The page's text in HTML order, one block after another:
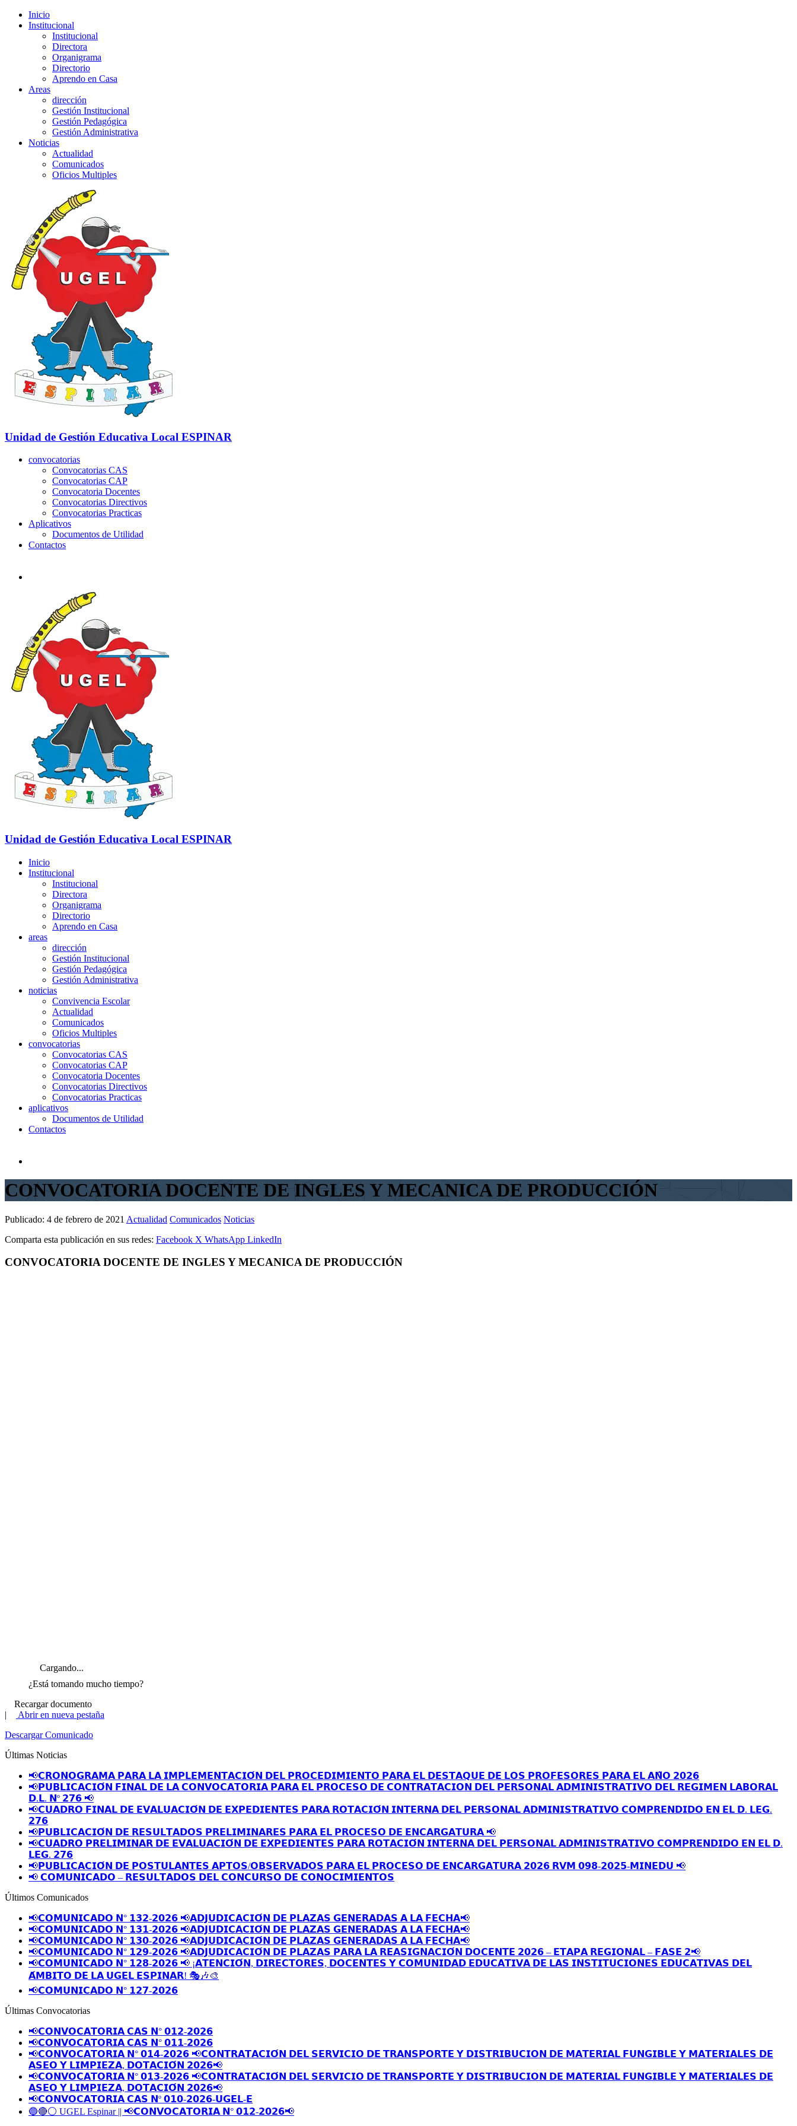
Inicio
Institucional
Institucional
Directora
Organigrama
Directorio
Aprendo en Casa
Areas
dirección
Gestión Institucional
Gestión Pedagógica
Gestión Administrativa
Noticias
Actualidad
Comunicados
Oficios Multiples
Unidad de Gestión Educativa Local ESPINAR
convocatorias
Convocatorias CAS
Convocatorias CAP
Convocatoria Docentes
Convocatorias Directivos
Convocatorias Practicas
Aplicativos
Documentos de Utilidad
Contactos
Unidad de Gestión Educativa Local ESPINAR
Inicio
Institucional
Institucional
Directora
Organigrama
Directorio
Aprendo en Casa
areas
dirección
Gestión Institucional
Gestión Pedagógica
Gestión Administrativa
noticias
Convivencia Escolar
Actualidad
Comunicados
Oficios Multiples
convocatorias
Convocatorias CAS
Convocatorias CAP
Convocatoria Docentes
Convocatorias Directivos
Convocatorias Practicas
aplicativos
Documentos de Utilidad
Contactos
CONVOCATORIA DOCENTE DE INGLES Y MECANICA DE PRODUCCIÓN
Publicado: 4 de febrero de 2021 Actualidad Comunicados Noticias
Comparta esta publicación en sus redes: Facebook X WhatsApp LinkedIn
CONVOCATORIA DOCENTE DE INGLES Y MECANICA DE PRODUCCIÓN
Cargando...
¿Está tomando mucho tiempo?
Recargar documento
|
Abrir en nueva pestaña
Descargar Comunicado
Últimas Noticias
📢𝗖𝗥𝗢𝗡𝗢𝗚𝗥𝗔𝗠𝗔 𝗣𝗔𝗥𝗔 𝗟𝗔 𝗜𝗠𝗣𝗟𝗘𝗠𝗘𝗡𝗧𝗔𝗖𝗜𝗢́𝗡 𝗗𝗘𝗟 𝗣𝗥𝗢𝗖𝗘𝗗𝗜𝗠𝗜𝗘𝗡𝗧𝗢 𝗣𝗔𝗥𝗔 𝗘𝗟 𝗗𝗘𝗦𝗧𝗔𝗤𝗨𝗘 𝗗𝗘 𝗟𝗢𝗦 𝗣𝗥𝗢𝗙𝗘𝗦𝗢𝗥𝗘𝗦 𝗣𝗔𝗥𝗔 𝗘𝗟 𝗔𝗡̃𝗢 𝟮𝟬𝟮𝟲
📢𝗣𝗨𝗕𝗟𝗜𝗖𝗔𝗖𝗜𝗢́𝗡 𝗙𝗜𝗡𝗔𝗟 𝗗𝗘 𝗟𝗔 𝗖𝗢𝗡𝗩𝗢𝗖𝗔𝗧𝗢𝗥𝗜𝗔 𝗣𝗔𝗥𝗔 𝗘𝗟 𝗣𝗥𝗢𝗖𝗘𝗦𝗢 𝗗𝗘 𝗖𝗢𝗡𝗧𝗥𝗔𝗧𝗔𝗖𝗜𝗢𝗡 𝗗𝗘𝗟 𝗣𝗘𝗥𝗦𝗢𝗡𝗔𝗟 𝗔𝗗𝗠𝗜𝗡𝗜𝗦𝗧𝗥𝗔𝗧𝗜𝗩𝗢 𝗗𝗘𝗟 𝗥𝗘𝗚𝗜𝗠𝗘𝗡 𝗟𝗔𝗕𝗢𝗥𝗔𝗟
𝗗.𝗟. 𝗡º 𝟮𝟳𝟲 📢
📢𝗖𝗨𝗔𝗗𝗥𝗢 𝗙𝗜𝗡𝗔𝗟 𝗗𝗘 𝗘𝗩𝗔𝗟𝗨𝗔𝗖𝗜𝗢́𝗡 𝗗𝗘 𝗘𝗫𝗣𝗘𝗗𝗜𝗘𝗡𝗧𝗘𝗦 𝗣𝗔𝗥𝗔 𝗥𝗢𝗧𝗔𝗖𝗜𝗢́𝗡 𝗜𝗡𝗧𝗘𝗥𝗡𝗔 𝗗𝗘𝗟 𝗣𝗘𝗥𝗦𝗢𝗡𝗔𝗟 𝗔𝗗𝗠𝗜𝗡𝗜𝗦𝗧𝗥𝗔𝗧𝗜𝗩𝗢 𝗖𝗢𝗠𝗣𝗥𝗘𝗡𝗗𝗜𝗗𝗢 𝗘𝗡 𝗘𝗟 𝗗. 𝗟𝗘𝗚.
𝟮𝟳𝟲
📢𝗣𝗨𝗕𝗟𝗜𝗖𝗔𝗖𝗜𝗢́𝗡 𝗗𝗘 𝗥𝗘𝗦𝗨𝗟𝗧𝗔𝗗𝗢𝗦 𝗣𝗥𝗘𝗟𝗜𝗠𝗜𝗡𝗔𝗥𝗘𝗦 𝗣𝗔𝗥𝗔 𝗘𝗟 𝗣𝗥𝗢𝗖𝗘𝗦𝗢 𝗗𝗘 𝗘𝗡𝗖𝗔𝗥𝗚𝗔𝗧𝗨𝗥𝗔 📢
📢𝗖𝗨𝗔𝗗𝗥𝗢 𝗣𝗥𝗘𝗟𝗜𝗠𝗜𝗡𝗔𝗥 𝗗𝗘 𝗘𝗩𝗔𝗟𝗨𝗔𝗖𝗜𝗢́𝗡 𝗗𝗘 𝗘𝗫𝗣𝗘𝗗𝗜𝗘𝗡𝗧𝗘𝗦 𝗣𝗔𝗥𝗔 𝗥𝗢𝗧𝗔𝗖𝗜𝗢́𝗡 𝗜𝗡𝗧𝗘𝗥𝗡𝗔 𝗗𝗘𝗟 𝗣𝗘𝗥𝗦𝗢𝗡𝗔𝗟 𝗔𝗗𝗠𝗜𝗡𝗜𝗦𝗧𝗥𝗔𝗧𝗜𝗩𝗢 𝗖𝗢𝗠𝗣𝗥𝗘𝗡𝗗𝗜𝗗𝗢 𝗘𝗡 𝗘𝗟 𝗗.
𝗟𝗘𝗚. 𝟮𝟳𝟲
📢𝗣𝗨𝗕𝗟𝗜𝗖𝗔𝗖𝗜𝗢́𝗡 𝗗𝗘 𝗣𝗢𝗦𝗧𝗨𝗟𝗔𝗡𝗧𝗘𝗦 𝗔𝗣𝗧𝗢𝗦/𝗢𝗕𝗦𝗘𝗥𝗩𝗔𝗗𝗢𝗦 𝗣𝗔𝗥𝗔 𝗘𝗟 𝗣𝗥𝗢𝗖𝗘𝗦𝗢 𝗗𝗘 𝗘𝗡𝗖𝗔𝗥𝗚𝗔𝗧𝗨𝗥𝗔 𝟮𝟬𝟮𝟲 𝗥𝗩𝗠 𝟬𝟵𝟴-𝟮𝟬𝟮𝟱-𝗠𝗜𝗡𝗘𝗗𝗨 📢
📢 𝗖𝗢𝗠𝗨𝗡𝗜𝗖𝗔𝗗𝗢 – 𝗥𝗘𝗦𝗨𝗟𝗧𝗔𝗗𝗢𝗦 𝗗𝗘𝗟 𝗖𝗢𝗡𝗖𝗨𝗥𝗦𝗢 𝗗𝗘 𝗖𝗢𝗡𝗢𝗖𝗜𝗠𝗜𝗘𝗡𝗧𝗢𝗦
Últimos Comunicados
📢𝗖𝗢𝗠𝗨𝗡𝗜𝗖𝗔𝗗𝗢 𝗡° 𝟭𝟯𝟮-𝟮𝟬𝟮𝟲 📢𝗔𝗗𝗝𝗨𝗗𝗜𝗖𝗔𝗖𝗜𝗢́𝗡 𝗗𝗘 𝗣𝗟𝗔𝗭𝗔𝗦 𝗚𝗘𝗡𝗘𝗥𝗔𝗗𝗔𝗦 𝗔 𝗟𝗔 𝗙𝗘𝗖𝗛𝗔📢
📢𝗖𝗢𝗠𝗨𝗡𝗜𝗖𝗔𝗗𝗢 𝗡° 𝟭𝟯𝟭-𝟮𝟬𝟮𝟲 📢𝗔𝗗𝗝𝗨𝗗𝗜𝗖𝗔𝗖𝗜𝗢́𝗡 𝗗𝗘 𝗣𝗟𝗔𝗭𝗔𝗦 𝗚𝗘𝗡𝗘𝗥𝗔𝗗𝗔𝗦 𝗔 𝗟𝗔 𝗙𝗘𝗖𝗛𝗔📢
📢𝗖𝗢𝗠𝗨𝗡𝗜𝗖𝗔𝗗𝗢 𝗡° 𝟭𝟯𝟬-𝟮𝟬𝟮𝟲 📢𝗔𝗗𝗝𝗨𝗗𝗜𝗖𝗔𝗖𝗜𝗢́𝗡 𝗗𝗘 𝗣𝗟𝗔𝗭𝗔𝗦 𝗚𝗘𝗡𝗘𝗥𝗔𝗗𝗔𝗦 𝗔 𝗟𝗔 𝗙𝗘𝗖𝗛𝗔📢
📢𝗖𝗢𝗠𝗨𝗡𝗜𝗖𝗔𝗗𝗢 𝗡° 𝟭𝟮𝟵-𝟮𝟬𝟮𝟲 📢𝗔𝗗𝗝𝗨𝗗𝗜𝗖𝗔𝗖𝗜𝗢́𝗡 𝗗𝗘 𝗣𝗟𝗔𝗭𝗔𝗦 𝗣𝗔𝗥𝗔 𝗟𝗔 𝗥𝗘𝗔𝗦𝗜𝗚𝗡𝗔𝗖𝗜𝗢́𝗡 𝗗𝗢𝗖𝗘𝗡𝗧𝗘 𝟮𝟬𝟮𝟲 – 𝗘𝗧𝗔𝗣𝗔 𝗥𝗘𝗚𝗜𝗢𝗡𝗔𝗟 – 𝗙𝗔𝗦𝗘 𝟮📢
📢𝗖𝗢𝗠𝗨𝗡𝗜𝗖𝗔𝗗𝗢 𝗡° 𝟭𝟮𝟴-𝟮𝟬𝟮𝟲 📢 ¡𝗔𝗧𝗘𝗡𝗖𝗜𝗢́𝗡, 𝗗𝗜𝗥𝗘𝗖𝗧𝗢𝗥𝗘𝗦, 𝗗𝗢𝗖𝗘𝗡𝗧𝗘𝗦 𝗬 𝗖𝗢𝗠𝗨𝗡𝗜𝗗𝗔𝗗 𝗘𝗗𝗨𝗖𝗔𝗧𝗜𝗩𝗔 𝗗𝗘 𝗟𝗔𝗦 𝗜𝗡𝗦𝗧𝗜𝗧𝗨𝗖𝗜𝗢𝗡𝗘𝗦 𝗘𝗗𝗨𝗖𝗔𝗧𝗜𝗩𝗔𝗦 𝗗𝗘𝗟
𝗔́𝗠𝗕𝗜𝗧𝗢 𝗗𝗘 𝗟𝗔 𝗨𝗚𝗘𝗟 𝗘𝗦𝗣𝗜𝗡𝗔𝗥! 🎭🎶🎨
📢𝗖𝗢𝗠𝗨𝗡𝗜𝗖𝗔𝗗𝗢 𝗡° 𝟭𝟮𝟳-𝟮𝟬𝟮𝟲
Últimas Convocatorias
📢𝗖𝗢𝗡𝗩𝗢𝗖𝗔𝗧𝗢𝗥𝗜𝗔 𝗖𝗔𝗦 𝗡° 𝟬𝟭𝟮-𝟮𝟬𝟮𝟲
📢𝗖𝗢𝗡𝗩𝗢𝗖𝗔𝗧𝗢𝗥𝗜𝗔 𝗖𝗔𝗦 𝗡° 𝟬𝟭𝟭-𝟮𝟬𝟮𝟲
📢𝗖𝗢𝗡𝗩𝗢𝗖𝗔𝗧𝗢𝗥𝗜𝗔 𝗡° 𝟬𝟭𝟰-𝟮𝟬𝟮𝟲 📢𝗖𝗢𝗡𝗧𝗥𝗔𝗧𝗔𝗖𝗜𝗢́𝗡 𝗗𝗘𝗟 𝗦𝗘𝗥𝗩𝗜𝗖𝗜𝗢 𝗗𝗘 𝗧𝗥𝗔𝗡𝗦𝗣𝗢𝗥𝗧𝗘 𝗬 𝗗𝗜𝗦𝗧𝗥𝗜𝗕𝗨𝗖𝗜𝗢𝗡 𝗗𝗘 𝗠𝗔𝗧𝗘𝗥𝗜𝗔𝗟 𝗙𝗨𝗡𝗚𝗜𝗕𝗟𝗘 𝗬 𝗠𝗔𝗧𝗘𝗥𝗜𝗔𝗟𝗘𝗦 𝗗𝗘
𝗔𝗦𝗘𝗢 𝗬 𝗟𝗜𝗠𝗣𝗜𝗘𝗭𝗔, 𝗗𝗢𝗧𝗔𝗖𝗜𝗢́𝗡 𝟮𝟬𝟮𝟲📢
📢𝗖𝗢𝗡𝗩𝗢𝗖𝗔𝗧𝗢𝗥𝗜𝗔 𝗡° 𝟬𝟭𝟯-𝟮𝟬𝟮𝟲 📢𝗖𝗢𝗡𝗧𝗥𝗔𝗧𝗔𝗖𝗜𝗢́𝗡 𝗗𝗘𝗟 𝗦𝗘𝗥𝗩𝗜𝗖𝗜𝗢 𝗗𝗘 𝗧𝗥𝗔𝗡𝗦𝗣𝗢𝗥𝗧𝗘 𝗬 𝗗𝗜𝗦𝗧𝗥𝗜𝗕𝗨𝗖𝗜𝗢𝗡 𝗗𝗘 𝗠𝗔𝗧𝗘𝗥𝗜𝗔𝗟 𝗙𝗨𝗡𝗚𝗜𝗕𝗟𝗘 𝗬 𝗠𝗔𝗧𝗘𝗥𝗜𝗔𝗟𝗘𝗦 𝗗𝗘
𝗔𝗦𝗘𝗢 𝗬 𝗟𝗜𝗠𝗣𝗜𝗘𝗭𝗔, 𝗗𝗢𝗧𝗔𝗖𝗜𝗢́𝗡 𝟮𝟬𝟮𝟲📢
📢𝗖𝗢𝗡𝗩𝗢𝗖𝗔𝗧𝗢𝗥𝗜𝗔 𝗖𝗔𝗦 𝗡º 𝟬𝟭𝟬-𝟮𝟬𝟮𝟲-𝗨𝗚𝗘𝗟-𝗘
🔵🔴⚪️ UGEL Espinar || 📢𝗖𝗢𝗡𝗩𝗢𝗖𝗔𝗧𝗢𝗥𝗜𝗔 𝗡° 𝟬𝟭𝟮-𝟮𝟬𝟮𝟲📢